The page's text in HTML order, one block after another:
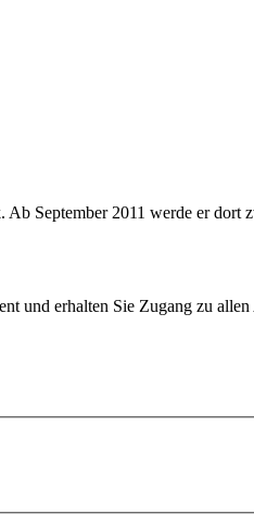
September 2011 werde er
und erhalten Sie Zugang zu